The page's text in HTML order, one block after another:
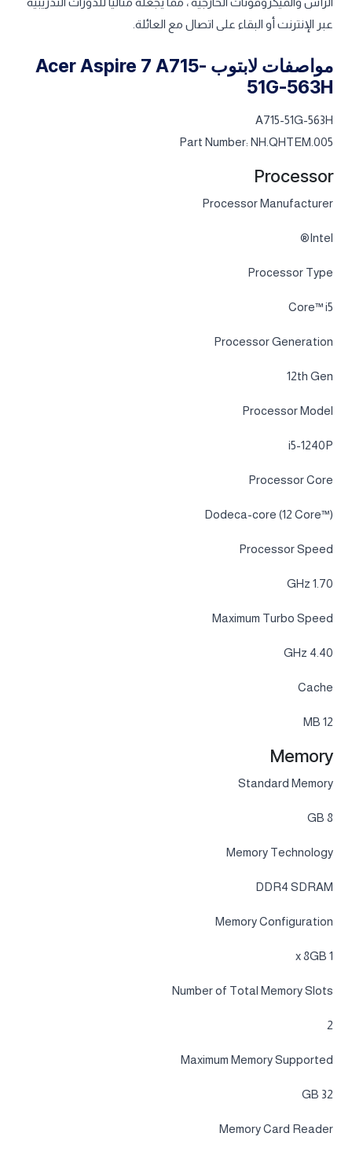
عبر الإنترنت أو البقاء على اتصال مع العائلة.
مواصفات لابتوب Acer Aspire 7 A715-
51G-563H
A715-51G-563H
Part Number: NH.QHTEM.005
Processor
Processor Manufacturer
Intel®
Processor Type
Core™ i5
Processor Generation
12th Gen
Processor Model
i5-1240P
Processor Core
Dodeca-core (12 Core™)
Processor Speed
1.70 GHz
Maximum Turbo Speed
4.40 GHz
Cache
12 MB
Memory
Standard Memory
8 GB
Memory Technology
DDR4 SDRAM
Memory Configuration
1 x 8GB
Number of Total Memory Slots
2
Maximum Memory Supported
32 GB
Memory Card Reader